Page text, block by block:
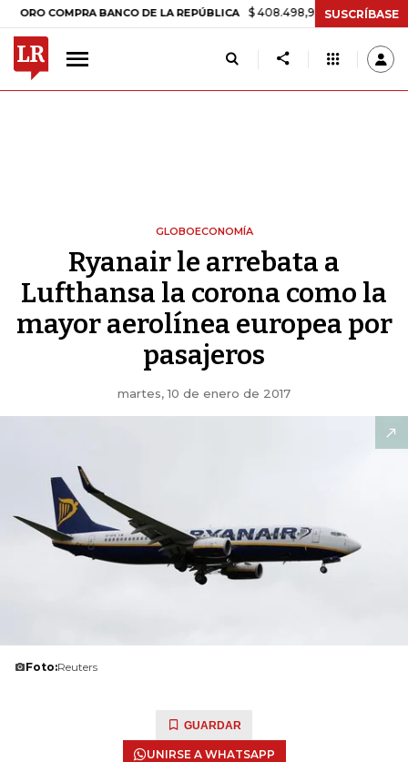
COMPRA BANCO DE LA REPÚBLICA $ 408.498,97 +$ 8.753,81 +2,19%
SUSCRÍBASE
GLOBOECONOMÍA
Ryanair le arrebata a
Lufthansa la corona como la
mayor aerolínea europea por
pasajeros
martes, 10 de enero de 2017
Foto:Reuters
GUARDAR
UNIRSE A WHATSAPP